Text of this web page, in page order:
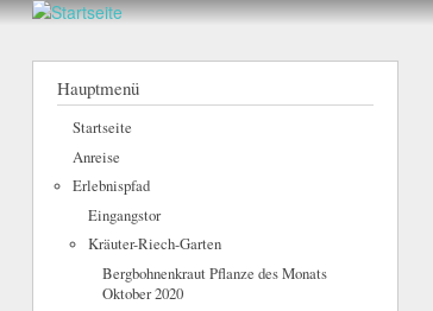
Frankenstein
e.V.
Hauptmenü
Startseite
Anreise
Erlebnispfad
Eingangstor
Kräuter-Riech-Garten
Bergbohnenkraut Pflanze des Monats
Oktober 2020